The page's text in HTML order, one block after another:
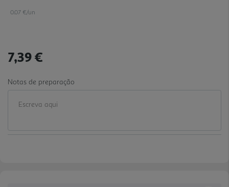
0.07 €/un
7,39 €
Notas de preparação